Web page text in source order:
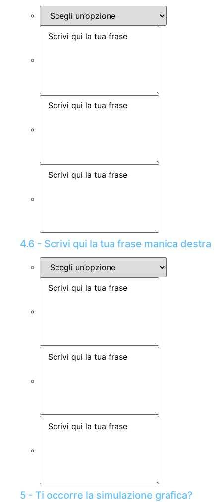
4.6 - Scrivi qui la tua frase manica destra
5 - Ti occorre la simulazione grafica?